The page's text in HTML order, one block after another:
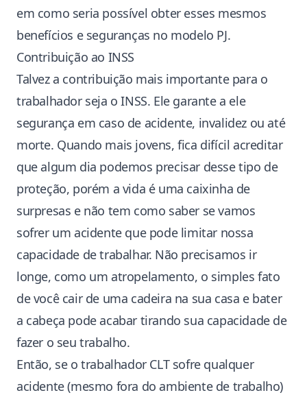
em como seria possível obter esses mesmos
benefícios e seguranças no modelo PJ.
Contribuição ao INSS
Talvez a contribuição mais importante para o
trabalhador seja o INSS. Ele garante a ele
segurança em caso de acidente, invalidez ou até
morte. Quando mais jovens, fica difícil acreditar
que algum dia podemos precisar desse tipo de
proteção, porém a vida é uma caixinha de
surpresas e não tem como saber se vamos
sofrer um acidente que pode limitar nossa
capacidade de trabalhar. Não precisamos ir
longe, como um atropelamento, o simples fato
de você cair de uma cadeira na sua casa e bater
a cabeça pode acabar tirando sua capacidade de
fazer o seu trabalho.
Então, se o trabalhador CLT sofre qualquer
acidente (mesmo fora do ambiente de trabalho)